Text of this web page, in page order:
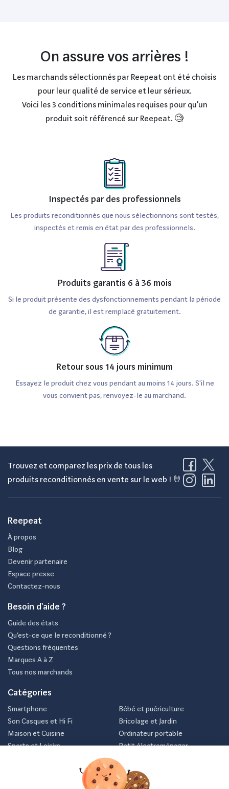
On assure vos arrières !
Les marchands sélectionnés par Reepeat ont été choisis
pour leur qualité de service et leur sérieux.
Voici les 3 conditions minimales requises pour qu'un
produit soit référencé sur Reepeat. 🧐
Inspectés par des professionnels
Les produits reconditionnés que nous sélectionnons sont testés,
inspectés et remis en état par des professionnels.
Produits garantis 6 à 36 mois
Si le produit présente des dysfonctionnements pendant la période
de garantie, il est remplacé gratuitement.
Retour sous 14 jours minimum
Essayez le produit chez vous pendant au moins 14 jours. S'il ne
vous convient pas, renvoyez-le au marchand.
Trouvez et comparez les prix de tous les
produits reconditionnés en vente sur le web ! 🤘
Reepeat
À propos
Blog
Devenir partenaire
Espace presse
Contactez-nous
Besoin d'aide ?
Guide des états
Qu’est-ce que le reconditionné ?
Questions fréquentes
Marques A à Z
Tous nos marchands
Catégories
Smartphone
Son Casques et Hi Fi
Maison et Cuisine
Sports et Loisirs
Bébé et puériculture
Bricolage et Jardin
Ordinateur portable
Petit électroménager